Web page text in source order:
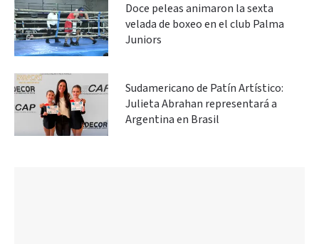
Doce peleas animaron la sexta
velada de boxeo en el club Palma
Juniors
Sudamericano de Patín Artístico:
Julieta Abrahan representará a
Argentina en Brasil